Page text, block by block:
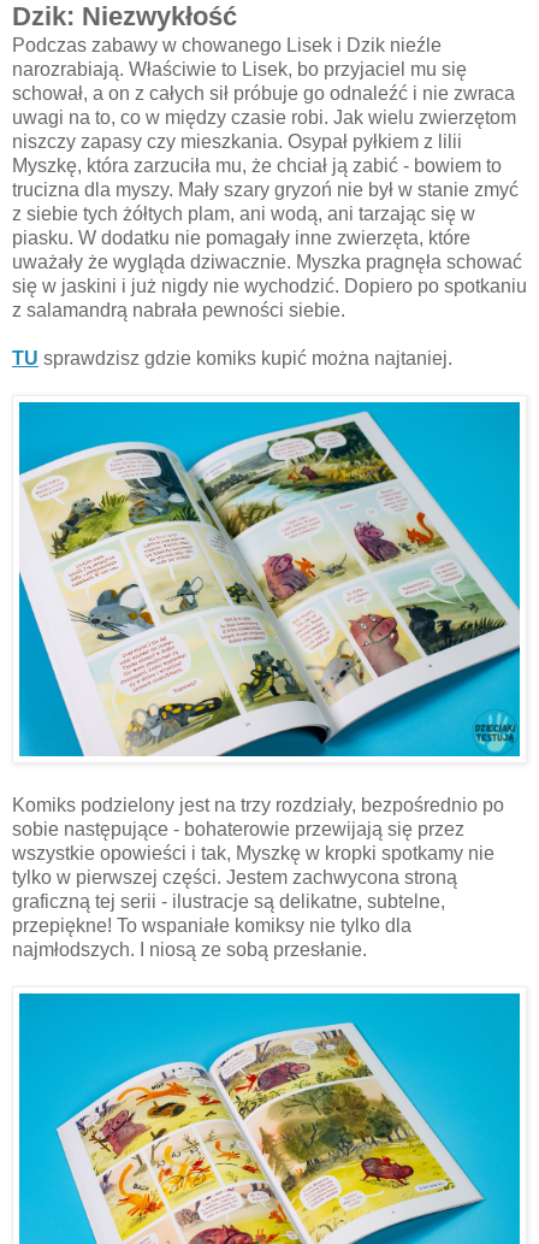
Dzik: Niezwykłość
Podczas zabawy w chowanego Lisek i Dzik nieźle
narozrabiają. Właściwie to Lisek, bo przyjaciel mu się
schował, a on z całych sił próbuje go odnaleźć i nie zwraca
uwagi na to, co w między czasie robi. Jak wielu zwierzętom
niszczy zapasy czy mieszkania. Osypał pyłkiem z lilii
Myszkę, która zarzuciła mu, że chciał ją zabić - bowiem to
trucizna dla myszy. Mały szary gryzoń nie był w stanie zmyć
z siebie tych żółtych plam, ani wodą, ani tarzając się w
piasku. W dodatku nie pomagały inne zwierzęta, które
uważały że wygląda dziwacznie. Myszka pragnęła schować
się w jaskini i już nigdy nie wychodzić. Dopiero po spotkaniu
z salamandrą nabrała pewności siebie.
TU sprawdzisz gdzie komiks kupić można najtaniej.
Komiks podzielony jest na trzy rozdziały, bezpośrednio po
sobie następujące - bohaterowie przewijają się przez
wszystkie opowieści i tak, Myszkę w kropki spotkamy nie
tylko w pierwszej części. Jestem zachwycona stroną
graficzną tej serii - ilustracje są delikatne, subtelne,
przepiękne! To wspaniałe komiksy nie tylko dla
najmłodszych. I niosą ze sobą przesłanie.